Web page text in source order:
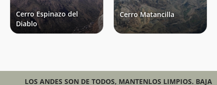
Cerro Espinazo del
Diablo
Cerro Matancilla
LOS ANDES SON DE TODOS, MANTENLOS LIMPIOS. BAJA